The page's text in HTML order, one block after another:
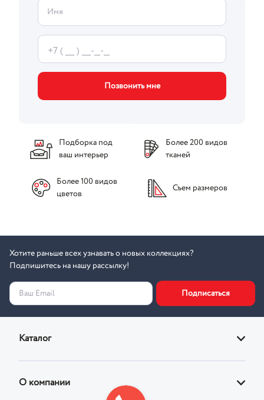
Имя
Позвонить мне
Подборка под
ваш интерьер
Более 200 видов
тканей
Более 100 видов
цветов
Съем размеров
Хотите раньше всех узнавать о новых коллекциях?
Подпишитесь на нашу рассылку!
Ваш Email Подписаться
Каталог
О компании